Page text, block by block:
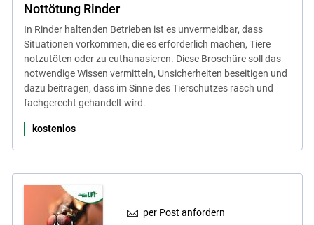
Nottötung Rinder
In Rinder haltenden Betrieben ist es unvermeidbar, dass
Situationen vorkommen, die es erforderlich machen, Tiere
notzutöten oder zu euthanasieren. Diese Broschüre soll das
notwendige Wissen vermitteln, Unsicherheiten beseitigen und
dazu beitragen, dass im Sinne des Tierschutzes rasch und
fachgerecht gehandelt wird.
kostenlos
per Post anfordern